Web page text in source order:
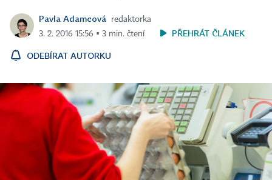
Pavla Adamcová
redaktorka
3. 2. 2016 15:56 ▪ 3 min. čtení
PŘEHRÁT ČLÁNEK
ODEBÍRAT AUTORKU